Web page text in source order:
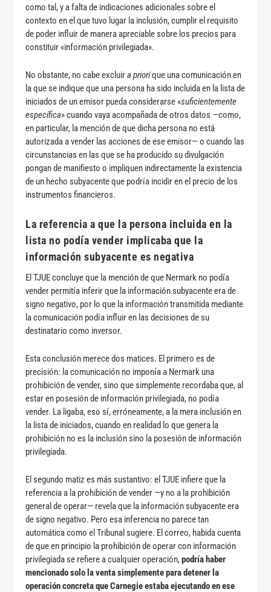
como tal, y a falta de indicaciones adicionales sobre el
contexto en el que tuvo lugar la inclusión, cumplir el requisito
de poder influir de manera apreciable sobre los precios para
constituir «información privilegiada».
No obstante, no cabe excluira priorique una comunicación en
la que se indique que una persona ha sido incluida en la lista de
iniciados de un emisor pueda considerarse «suficientemente
específica» cuando vaya acompañada de otros datos —como,
en particular, la mención de que dicha persona no está
autorizada a vender las acciones de ese emisor— o cuando las
circunstancias en las que se ha producido su divulgación
pongan de manifiesto o impliquen indirectamente la existencia
de un hecho subyacente que podría incidir en el precio de los
instrumentos financieros.
La referencia a que la persona incluida en la
lista no podía vender implicaba que la
información subyacente es negativa
El TJUE concluye que la mención de que Nermark no podía
vender permitía inferir que la información subyacente era de
signo negativo, por lo que la información transmitida mediante
la comunicación podía influir en las decisiones de su
destinatario como inversor.
Esta conclusión merece dos matices. El primero es de
precisión: la comunicación no imponía a Nermark una
prohibición de vender, sino que simplemente recordaba que, al
estar en posesión de información privilegiada, no podía
vender. La ligaba, eso sí, erróneamente, a la mera inclusión en
la lista de iniciados, cuando en realidad lo que genera la
prohibición no es la inclusión sino la posesión de información
privilegiada.
El segundo matiz es más sustantivo: el TJUE infiere que la
referencia a la prohibición de vender —y no a la prohibición
general de operar— revela que la información subyacente era
de signo negativo. Pero esa inferencia no parece tan
automática como el Tribunal sugiere. El correo, habida cuenta
de que en principio la prohibición de operar con información
privilegiada se refiere a cualquier operación,podría haber
mencionado solo la venta simplemente para detener la
operación concreta que Carnegie estaba ejecutando en ese